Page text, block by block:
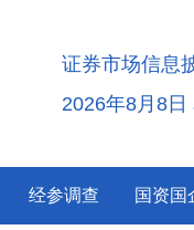
证券市场信息
2026年8月8日
经参调查 国资国